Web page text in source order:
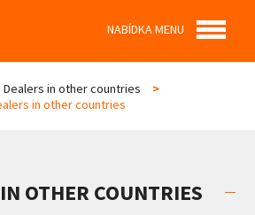
NABÍDKA MENU
Dealers in other countries
>
in other countries
OTHER COUNTRIES